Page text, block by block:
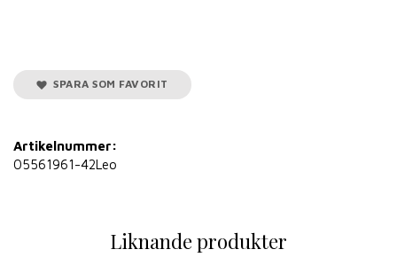
SPARA SOM FAVORIT
Artikelnummer:
05561961-42Leo
Liknande produkter